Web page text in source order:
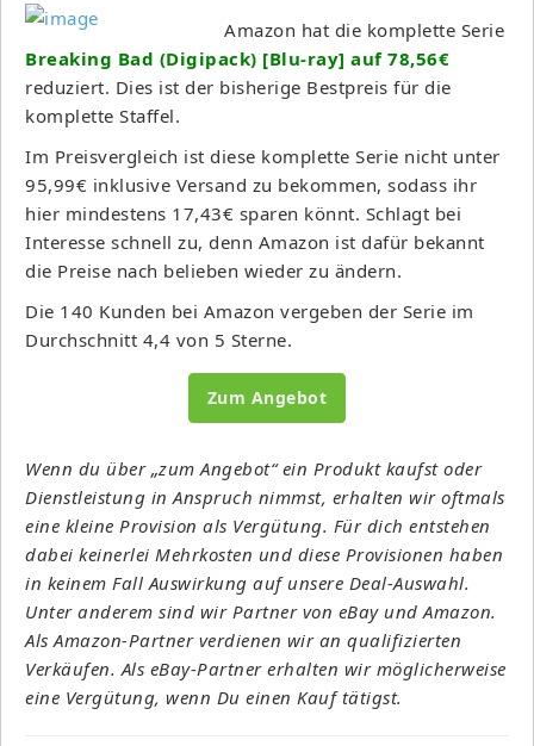
Amazon hat die komplette Serie
Breaking Bad (Digipack) [Blu-ray] auf 78,56€
reduziert. Dies ist der bisherige Bestpreis für die
komplette Staffel.
Im Preisvergleich ist diese komplette Serie nicht unter
95,99€ inklusive Versand zu bekommen, sodass ihr
hier mindestens 17,43€ sparen könnt. Schlagt bei
Interesse schnell zu, denn Amazon ist dafür bekannt
die Preise nach belieben wieder zu ändern.
Die 140 Kunden bei Amazon vergeben der Serie im
Durchschnitt 4,4 von 5 Sterne.
Zum Angebot
Wenn du über „zum Angebot“ ein Produkt kaufst oder
Dienstleistung in Anspruch nimmst, erhalten wir oftmals
eine kleine Provision als Vergütung. Für dich entstehen
dabei keinerlei Mehrkosten und diese Provisionen haben
in keinem Fall Auswirkung auf unsere Deal-Auswahl.
Unter anderem sind wir Partner von eBay und Amazon.
Als Amazon-Partner verdienen wir an qualifizierten
Verkäufen. Als eBay-Partner erhalten wir möglicherweise
eine Vergütung, wenn Du einen Kauf tätigst.